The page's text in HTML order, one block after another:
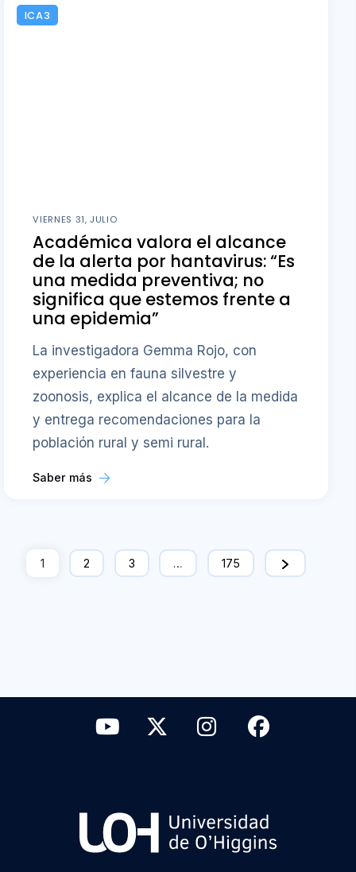
ICA3
VIERNES 31, JULIO
Académica valora el alcance
de la alerta por hantavirus: “Es
una medida preventiva; no
significa que estemos frente a
una epidemia”
La investigadora Gemma Rojo, con
experiencia en fauna silvestre y
zoonosis, explica el alcance de la medida
y entrega recomendaciones para la
población rural y semi rural.
Saber más
1 2 3 … 175